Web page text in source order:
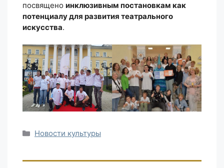
посвящено инклюзивным постановкам как
потенциалу для развития театрального
искусства.
Рубрики
Новости культуры